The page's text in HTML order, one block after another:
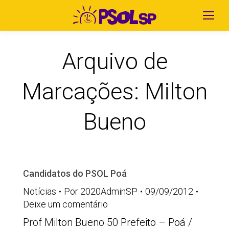
Arquivo de
Marcações: Milton
Bueno
Candidatos do PSOL Poá
Notícias
Por 2020AdminSP
09/09/2012
Deixe um comentário
Prof Milton Bueno 50 Prefeito – Poá /